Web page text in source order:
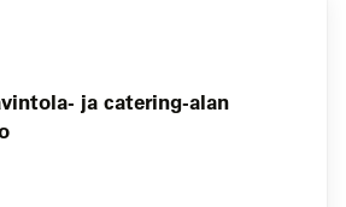
ja catering-alan